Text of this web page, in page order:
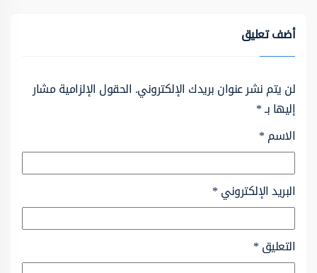
أضف تعليق
لن يتم نشر عنوان بريدك الإلكتروني. الحقول الإلزامية مشار
إليها بـ*
الاسم*
البريد الإلكتروني*
التعليق*